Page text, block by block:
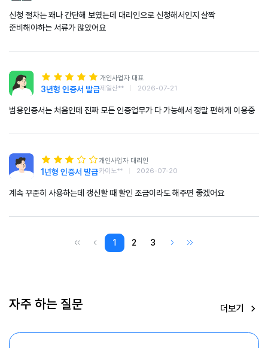
신청 절차는 꽤나 간단해 보였는데 대리인으로 신청해서인지 살짝
준비해야하는 서류가 많았어요
3년형 인증서 발급
개인사업자 대표
제일산**
2026-07-21
범용인증서는 처음인데 진짜 모든 인증업무가 다 가능해서 정말 편하게 이용중
1년형 인증서 발급
개인사업자 대리인
카이노**
2026-07-20
계속 꾸준히 사용하는데 갱신할 때 할인 조금이라도 해주면 좋겠어요
1 2 3
자주 하는 질문 더보기